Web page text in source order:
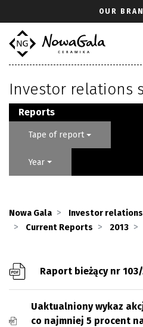
OUR
Investor relations
Reports
Tape of report
Year
Nowa Gala Investor relations
Current Reports
2013
Raport bieżący nr
Uaktualniony wykaz
co najmniej 5 procent na